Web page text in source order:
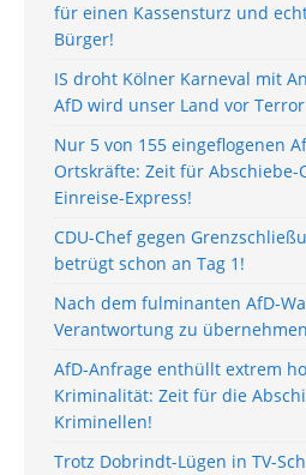
für einen Kassensturz und
Bürger!
IS droht Kölner Karneval mit
AfD wird unser Land vor
Nur 5 von 155 eingeflogenen
Ortskräfte: Zeit für Abschiebe-
Einreise-Express!
CDU-Chef gegen
betrügt schon an Tag 1!
Nach dem fulminanten AfD-
Verantwortung zu
AfD-Anfrage enthüllt extrem
Kriminalität: Zeit für die
Kriminellen!
Trotz Dobrindt-Lügen in TV-